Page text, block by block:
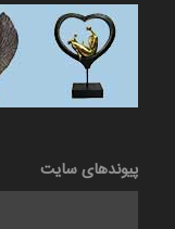
پیوندهای سایت